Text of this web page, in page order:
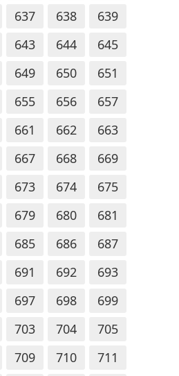
637 638
639
643 644
645
649 650
651
655 656
657
661 662
663
667 668
669
673 674
675
679 680
681
685 686
687
691 692
693
697 698
699
703 704
705
709 710
711